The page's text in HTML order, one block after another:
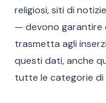
religiosi, siti di
— devono garantire
trasmetta agli
questi dati, anche
tutte le categorie di